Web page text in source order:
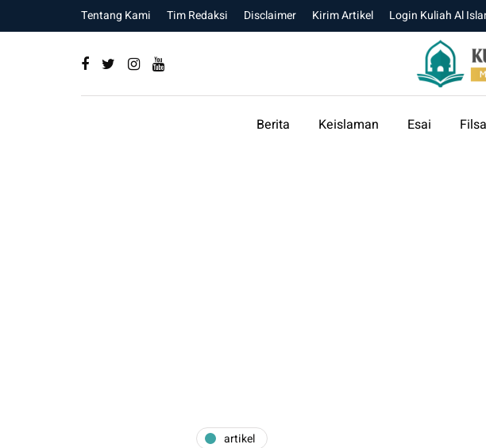
Tentang Kami Tim Redaksi Disclaimer Kirim Artikel Login Kuliah Al
Berita Keislaman Esai
artikel